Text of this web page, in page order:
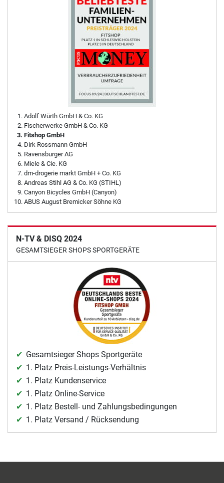
Adolf Würth GmbH & Co. KG
Fischerwerke GmbH & Co. KG
Fitshop GmbH
Dirk Rossmann GmbH
Ravensburger AG
Miele & Cie. KG
dm-drogerie markt GmbH + Co. KG
Andreas Stihl AG & Co. KG (STIHL)
Canyon Bicycles GmbH (Canyon)
ABUS August Bremicker Söhne KG
N-TV & DISQ 2024
GESAMTSIEGER SHOPS SPORTGERÄTE
Gesamtsieger Shops Sportgeräte
1. Platz Preis-Leistungs-Verhältnis
1. Platz Kundenservice
1. Platz Online-Service
1. Platz Bestell- und Zahlungsbedingungen
1. Platz Versand / Rücksendung